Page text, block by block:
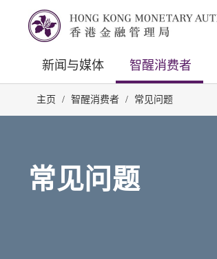
新闻与媒体 智醒消费者
主页 / 智醒消费者 / 常见问题
常见问题